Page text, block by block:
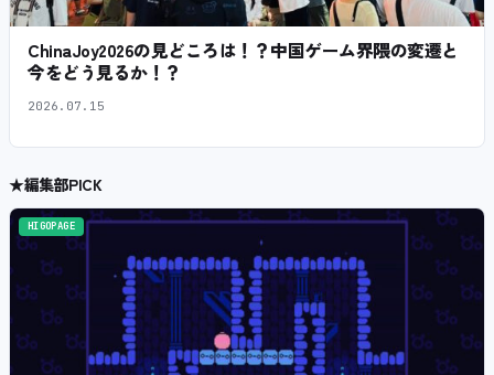
ChinaJoy2026の見どころは！？中国ゲーム界隈の変遷と
今をどう見るか！？
2026.07.15
★編集部PICK
HIGOPAGE